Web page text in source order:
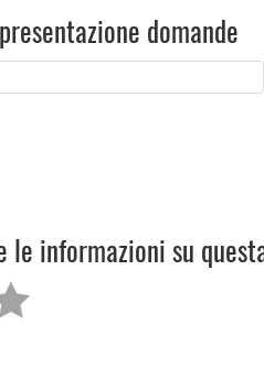
domande
le informazioni su